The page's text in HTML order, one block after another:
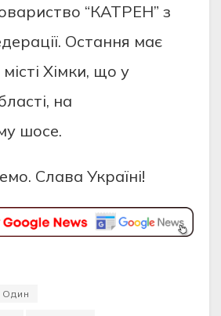
“КАТРЕН” з
Остання має
Хімки, що у
на
шосе.
Слава Україні!